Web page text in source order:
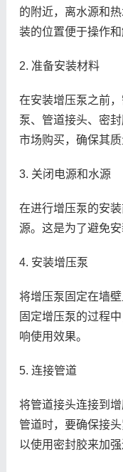
的附近，离水源和
装的位置便于操作和
2. 准备安装材料
在安装增压泵之前
泵、管道接头、密
市场购买，确保其质
3. 关闭电源和水源
在进行增压泵的安
源。这是为了避免
4. 安装增压泵
将增压泵固定在墙
固定增压泵的过程
响使用效果。
5. 连接管道
将管道接头连接到
管道时，要确保接
以使用密封胶来加强